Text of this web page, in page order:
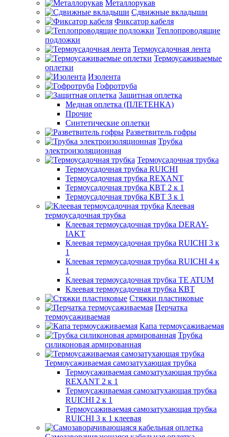
Металлорукав
Сдвижные вкладыши
Фиксатор кабеля
Теплопроводящие
подложки
Термоусадочная лента
Термоусаживаемые
оплетки
Изолента
Гофротруба
Защитная оплетка
Медная оплетка (ПЛЕТЕНКА)
Прочие
Синтетические оплетки
Разветвитель гофры
Трубка
электроизоляционная
Термоусадочная трубка
Термоусадочная трубка RUICHI
Термоусадочная трубка REXANT
Термоусадочная трубка КВТ 2 к 1
Термоусадочная трубка КВТ 3 к 1
Клеевая
термоусадочная трубка
Клеевая термоусадочная трубка DERAY-
IAKT
Клеевая термоусадочная трубка RUICHI 3 к
1
Клеевая термоусадочная трубка RUICHI 4 к
1
Клеевая термоусадочная трубка TE ATUM
Клеевая термоусадочная трубка КВТ
Стяжки пластиковые
Перчатка
термоусаживаемая
Капа термоусаживаемая
Трубка
силиконовая армированная
Термоусаживаемая самозатухающая трубка
Термоусаживаемая самозатухающая трубка
REXANT 2 к 1
Термоусаживаемая самозатухающая трубка
RUICHI 2 к 1
Термоусаживаемая самозатухающая трубка
RUICHI 3 к 1 клеевая